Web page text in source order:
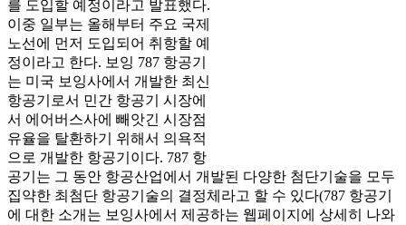
를 도입할 예정이라고 발표했다.
이중 일부는 올해부터 주요 국제
노선에 먼저 도입되어 취항할 예
정이라고 한다. 보잉 787 항공기
는 미국 보잉사에서 개발한 최신
항공기로서 민간 항공기 시장에
서 에어버스사에 빼앗긴 시장점
유율을 탈환하기 위해서 의욕적
으로 개발한 항공기이다. 787 항
공기는 그 동안 항공산업에서 개발된 다양한 첨단기술을 모두
집약한 최첨단 항공기술의 결정체라고 할 수 있다(787 항공기
에 대한 소개는 보잉사에서 제공하는 웹페이지에 상세히 나와